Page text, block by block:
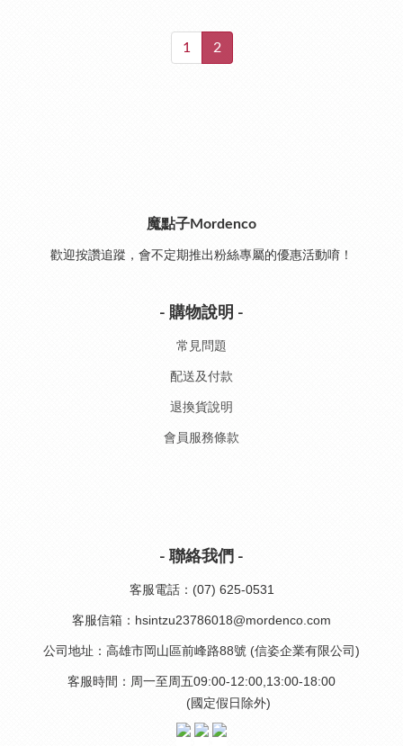
1 2
魔點子Mordenco
歡迎按讚追蹤，會不定期推出粉絲專屬的優惠活動唷！
- 購物說明 -
常見問題
配送及付款
退換貨說明
會員服務條款
- 聯絡我們 -
客服電話：(07) 625-0531
客服信箱：hsintzu23786018@mordenco.com
公司地址：高雄市岡山區前峰路88號 (信姿企業有限公司)
客服時間：周一至周五09:00-12:00,13:00-18:00
(國定假日除外)